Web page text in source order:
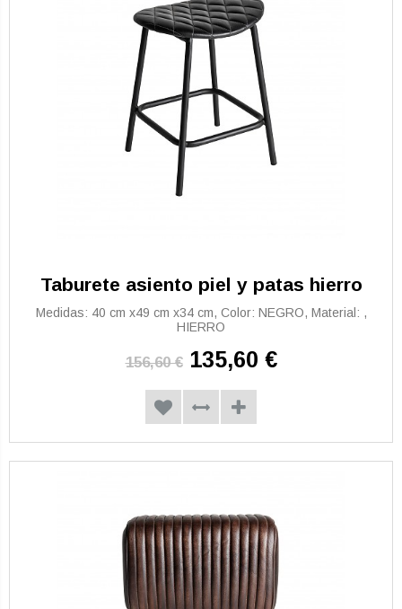
Taburete asiento piel y patas hierro
Medidas: 40 cm x49 cm x34 cm, Color: NEGRO, Material: ,
HIERRO
156,60 € 135,60 €